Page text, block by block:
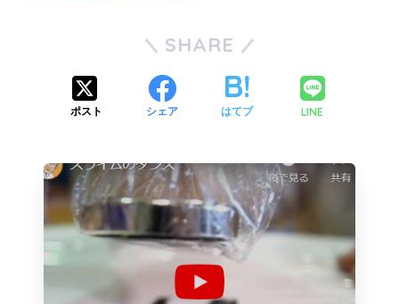
SHARE
ポスト シェア はてブ LINE